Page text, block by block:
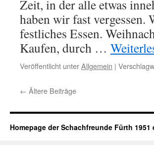
Zeit, in der alle etwas
haben wir fast vergessen.
festliches Essen.
Kaufen, durch …
Veröffentlicht unterAllgemein |
← Ältere Beiträge
Homepage der Schachfreunde Fürth 1951